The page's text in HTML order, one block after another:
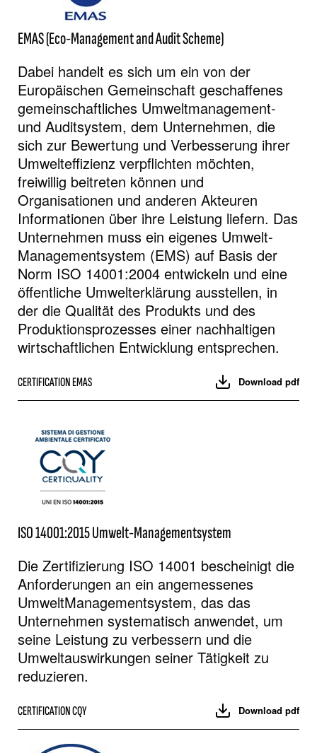
EMAS (Eco-Management and Audit Scheme)
Dabei handelt es sich um ein von der
Europäischen Gemeinschaft geschaffenes
gemeinschaftliches Umweltmanagement-
und Auditsystem, dem Unternehmen, die
sich zur Bewertung und Verbesserung ihrer
Umwelteffizienz verpflichten möchten,
freiwillig beitreten können und
Organisationen und anderen Akteuren
Informationen über ihre Leistung liefern. Das
Unternehmen muss ein eigenes Umwelt-
Managementsystem (EMS) auf Basis der
Norm ISO 14001:2004 entwickeln und eine
öffentliche Umwelterklärung ausstellen, in
der die Qualität des Produkts und des
Produktionsprozesses einer nachhaltigen
wirtschaftlichen Entwicklung entsprechen.
CERTIFICATION EMAS Download pdf
ISO 14001:2015 Umwelt-Managementsystem
Die Zertifizierung ISO 14001 bescheinigt die
Anforderungen an ein angemessenes
UmweltManagementsystem, das das
Unternehmen systematisch anwendet, um
seine Leistung zu verbessern und die
Umweltauswirkungen seiner Tätigkeit zu
reduzieren.
CERTIFICATION CQY Download pdf